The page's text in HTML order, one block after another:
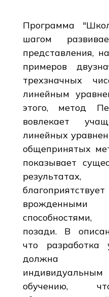
Программа
шагом
представления,
примеров
трехзначных
линейным
этого, метод
вовлекает
линейных
общепринятых
показывает
врожденными
позади. В
что разработка
должна
обучению,